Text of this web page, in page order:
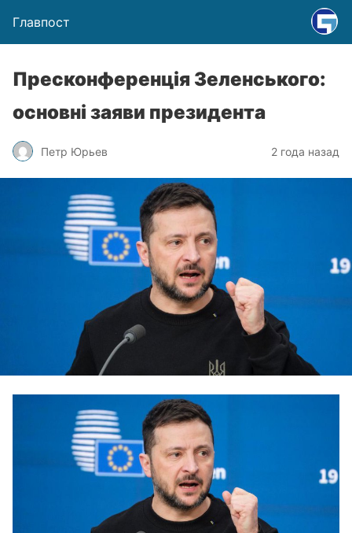
Главпост
Пресконференція Зеленського:
основні заяви президента
Петр Юрьев 2 года назад